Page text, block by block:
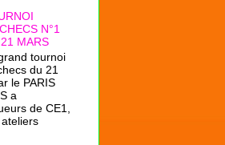
N°1
MARS
tournoi
du 21
le PARIS
a
de CE1,